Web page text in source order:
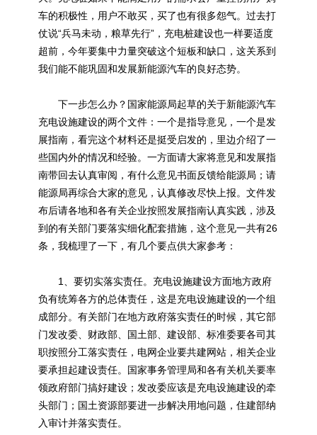
车的积极性，用户不敢买，买了也有很多怨气。过去打
仗说“兵马未动，粮草先行”，充电桩建设也一样要适度
超前，今年要集中力量突破这个短板和缺口，这关系到
我们能不能巩固和发展新能源汽车的良好态势。
下一步怎么办？国家能源局起草的关于新能源汽车
充电设施建设的两个文件：一个是指导意见，一个是发
展指南，看完这个材料还是挺受启发的，里边介绍了一
些国内外的情况和经验。一方面请大家将意见和发展指
南带回去认真审阅，有什么意见书面反馈给能源局；请
能源局再综合大家的意见，认真修改尽快上报。文件发
布后请各地和各有关企业按照发展指南认真实践，涉及
到的有关部门要落实细化配套措施，这个意见一共有26
条，我梳理了一下，有几个要点供大家参考：
1、要切实落实责任。充电设施建设方面地方政府
负有统筹各方的总体责任，这是充电设施建设的一个组
成部分。有关部门在地方政府落实责任的时候，其它部
门发改委、财政部、国土部、建设部、标准委要各司其
职按照分工落实责任，电网企业要共建网站，相关企业
要承担起建设责任。国家事务管理局和各有关机关要率
领政府部门搞好建设；发改委应该是充电设施建设的牵
头部门；国土资源部要进一步解决用地问题，住建部纳
入审计并落实责任。